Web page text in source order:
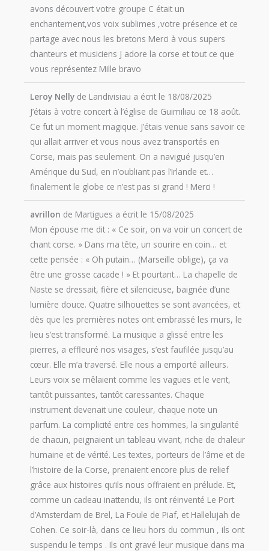
avons découvert votre groupe C était un
enchantement,vos voix sublimes ,votre présence et ce
partage avec nous les bretons Merci à vous supers
chanteurs et musiciens J adore la corse et tout ce que
vous représentez Mille bravo
Leroy Nelly de Landivisiau a écrit le 18/08/2025
J’étais à votre concert à l’église de Guimiliau ce 18 août.
Ce fut un moment magique. J’étais venue sans savoir ce
qui allait arriver et vous nous avez transportés en
Corse, mais pas seulement. On a navigué jusqu’en
Amérique du Sud, en n’oubliant pas l’Irlande et…
finalement le globe ce n’est pas si grand ! Merci !
avrillon de Martigues a écrit le 15/08/2025
Mon épouse me dit : « Ce soir, on va voir un concert de
chant corse. » Dans ma tête, un sourire en coin… et
cette pensée : « Oh putain… (Marseille oblige), ça va
être une grosse cacade ! » Et pourtant… La chapelle de
Naste se dressait, fière et silencieuse, baignée d’une
lumière douce. Quatre silhouettes se sont avancées, et
dès que les premières notes ont embrassé les murs, le
lieu s’est transformé. La musique a glissé entre les
pierres, a effleuré nos visages, s’est faufilée jusqu’au
cœur. Elle m’a traversé. Elle nous a emporté ailleurs.
Leurs voix se mêlaient comme les vagues et le vent,
tantôt puissantes, tantôt caressantes. Chaque
instrument devenait une couleur, chaque note un
parfum. La complicité entre ces hommes, la singularité
de chacun, peignaient un tableau vivant, riche de chaleur
humaine et de vérité. Les textes, porteurs de l’âme et de
l’histoire de la Corse, prenaient encore plus de relief
grâce aux histoires qu’ils nous offraient en prélude. Et,
comme un cadeau inattendu, ils ont réinventé Le Port
d’Amsterdam de Brel, La Foule de Piaf, et Hallelujah de
Cohen. Ce soir-là, dans ce lieu hors du commun , ils ont
suspendu le temps . Ils ont gravé leur musique dans ma